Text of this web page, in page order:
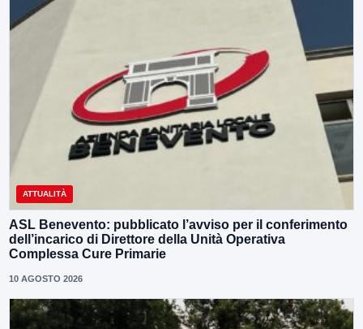
ATTUALITÀ
ASL Benevento: pubblicato l’avviso per il conferimento
dell’incarico di Direttore della Unità Operativa
Complessa Cure Primarie
10 AGOSTO 2026